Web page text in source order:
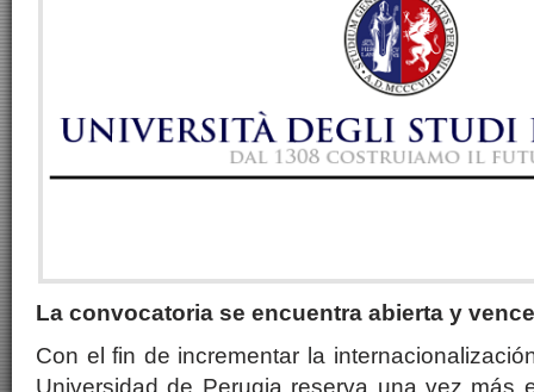
La convocatoria se encuentra abierta y
Con el fin de incrementar la
Universidad de Perugia reserva una vez más